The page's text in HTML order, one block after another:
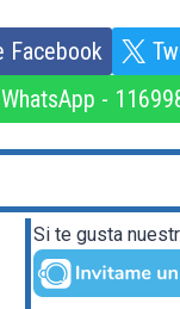
Facebook
WhatsApp -
Si te gusta